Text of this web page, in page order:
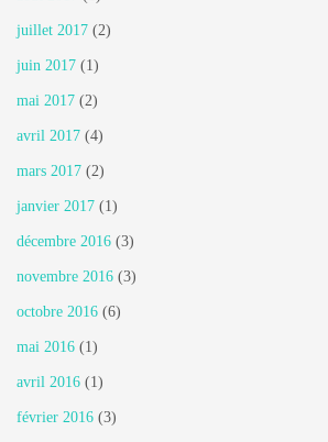
juillet 2017 (2)
juin 2017 (1)
mai 2017 (2)
avril 2017 (4)
mars 2017 (2)
janvier 2017 (1)
décembre 2016 (3)
novembre 2016 (3)
octobre 2016 (6)
mai 2016 (1)
avril 2016 (1)
février 2016 (3)